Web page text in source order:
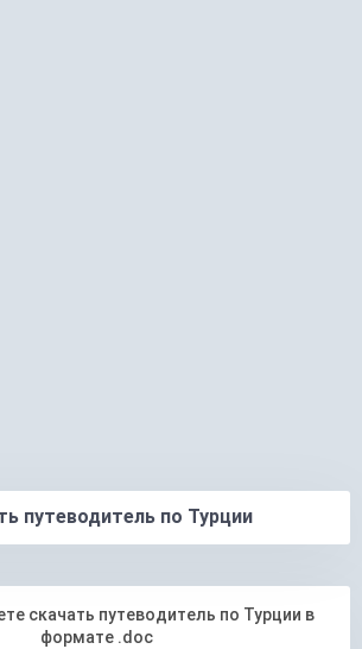
путеводитель по Турции
скачать путеводитель по Турции в
формате .doc